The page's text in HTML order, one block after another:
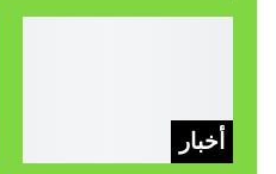
أخبار